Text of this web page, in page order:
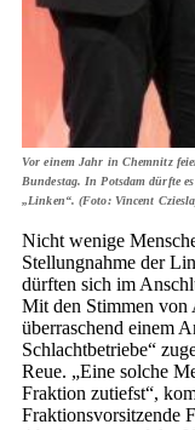
Vor einem Jahr in Chemnitz
Bundestag. In Potsdam dürfte
„Linken“. (Foto: Vincent
Nicht wenige
Stellungnahme der
dürften sich im
Mit den Stimmen von
überraschend einem
Schlachtbetriebe“
Reue. „Eine solche
Fraktion zutiefst“,
Fraktionsvorsitzende